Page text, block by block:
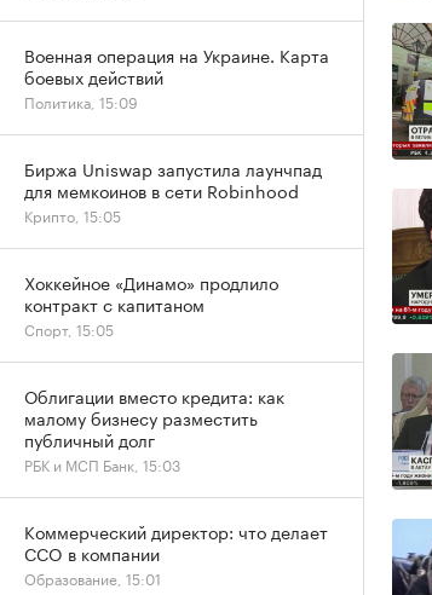
Военная операция на Украине. Карта
боевых действий
Политика, 15:09
Биржа Uniswap запустила лаунчпад
для мемкоинов в сети Robinhood
Крипто, 15:05
Хоккейное «Динамо» продлило
контракт с капитаном
Спорт, 15:05
Облигации вместо кредита: как
малому бизнесу разместить
публичный долг
РБК и МСП Банк, 15:03
Коммерческий директор: что делает
CCO в компании
Образование, 15:01